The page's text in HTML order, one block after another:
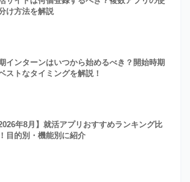
け方法を解説
インターンはいつから始めるべき？開始時期
ストなタイミングを解説！
2026年8月】就活アプリおすすめランキング比
目的別・機能別に紹介